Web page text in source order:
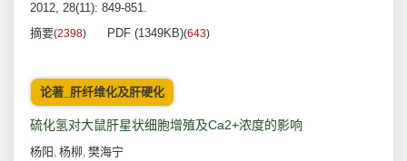
2012, 28(11): 849-851.
摘要(2398) PDF (1349KB)(643)
论著_肝纤维化及肝硬化
硫化氢对大鼠肝星状细胞增殖及Ca2+浓度的影响
杨阳 , 杨柳, 樊海宁